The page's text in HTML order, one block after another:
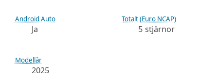
Android Auto
Ja
Totalt (Euro NCAP)
5 stjärnor
Modellår
2025